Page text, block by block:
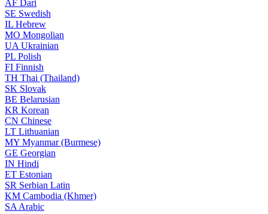
AF Dari
SE Swedish
IL Hebrew
MO Mongolian
UA Ukrainian
PL Polish
FI Finnish
TH Thai (Thailand)
SK Slovak
BE Belarusian
KR Korean
CN Chinese
LT Lithuanian
MY Myanmar (Burmese)
GE Georgian
IN Hindi
ET Estonian
SR Serbian Latin
KM Cambodia (Khmer)
SA Arabic